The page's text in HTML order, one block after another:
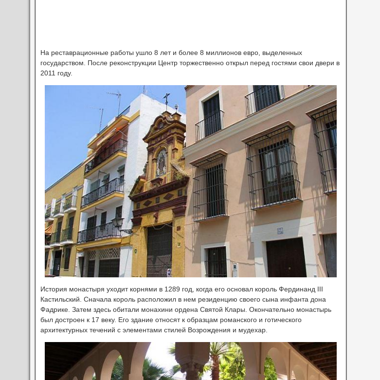
На реставрационные работы ушло 8 лет и более 8 миллионов евро, выделенных
государством. После реконструкции Центр торжественно открыл перед гостями свои двери в
2011 году.
История монастыря уходит корнями в 1289 год, когда его основал король Фердинанд III
Кастильский. Сначала король расположил в нем резиденцию своего сына инфанта дона
Фадрике. Затем здесь обитали монахини ордена Святой Клары. Окончательно монастырь
был достроен к 17 веку. Его здание относят к образцам романского и готического
архитектурных течений с элементами стилей Возрождения и мудехар.